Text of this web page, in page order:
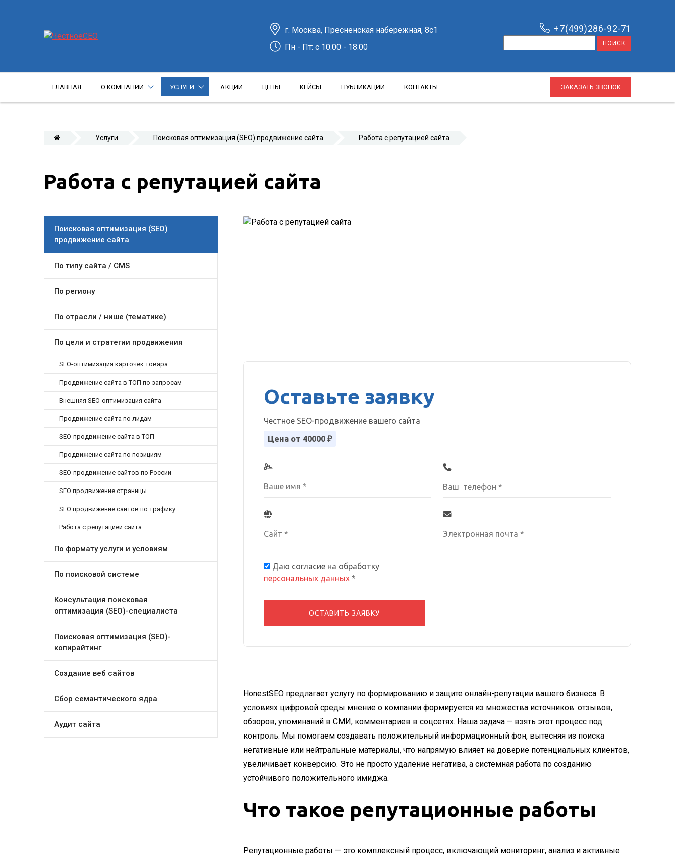
+7(499)286-92-71
г. Москва, Пресненская набережная, 8с1
Пн - Пт: c 10.00 - 18.00
ЗАКАЗАТЬ ЗВОНОК
ГЛАВНАЯ О КОМПАНИИ УСЛУГИ АКЦИИ ЦЕНЫ КЕЙСЫ ПУБЛИКАЦИИ КОНТАКТЫ
Услуги Поисковая оптимизация (SEO) продвижение сайта Работа с репутацией сайта
Работа с репутацией сайта
Поисковая оптимизация (SEO)
продвижение сайта
По типу сайта / CMS
По региону
По отрасли / нише (тематике)
По цели и стратегии продвижения
SEO-оптимизация карточек товара
Продвижение сайта в ТОП по запросам
Внешняя SEO-оптимизация сайта
Продвижение сайта по лидам
SEO-продвижение сайта в ТОП
Продвижение сайта по позициям
SEO-продвижение сайтов по России
SEO продвижение страницы
SEO продвижение сайтов по трафику
Работа с репутацией сайта
По формату услуги и условиям
По поисковой системе
Консультация поисковая
оптимизация (SEO)-специалиста
Поисковая оптимизация (SEO)-
копирайтинг
Создание веб сайтов
Сбор семантического ядра
Аудит сайта
Оставьте заявку
Честное SEO-продвижение вашего сайта
Цена от 40000 ₽
Даю согласие на обработку
персональных данных*
HonestSEO предлагает услугу по формированию и защите онлайн-репутации вашего бизнеса. В
условиях цифровой среды мнение о компании формируется из множества источников: отзывов,
обзоров, упоминаний в СМИ, комментариев в соцсетях. Наша задача — взять этот процесс под
контроль. Мы помогаем создавать положительный информационный фон, вытесняя из поиска
негативные или нейтральные материалы, что напрямую влияет на доверие потенциальных клиентов,
увеличивает конверсию. Это не просто удаление негатива, а системная работа по созданию
устойчивого положительного имиджа.
Что такое репутационные работы
Репутационные работы — это комплексный процесс, включающий мониторинг, анализ и активные